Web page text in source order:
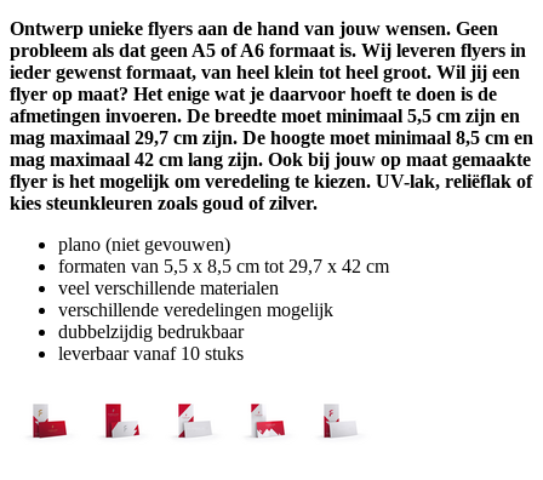
Ontwerp unieke flyers aan de hand van jouw wensen. Geen
probleem als dat geen A5 of A6 formaat is. Wij leveren flyers in
ieder gewenst formaat, van heel klein tot heel groot. Wil jij een
flyer op maat? Het enige wat je daarvoor hoeft te doen is de
afmetingen invoeren. De breedte moet minimaal 5,5 cm zijn en
mag maximaal 29,7 cm zijn. De hoogte moet minimaal 8,5 cm en
mag maximaal 42 cm lang zijn. Ook bij jouw op maat gemaakte
flyer is het mogelijk om veredeling te kiezen. UV-lak, reliëflak of
kies steunkleuren zoals goud of zilver.
plano (niet gevouwen)
formaten van 5,5 x 8,5 cm tot 29,7 x 42 cm
veel verschillende materialen
verschillende veredelingen mogelijk
dubbelzijdig bedrukbaar
leverbaar vanaf 10 stuks